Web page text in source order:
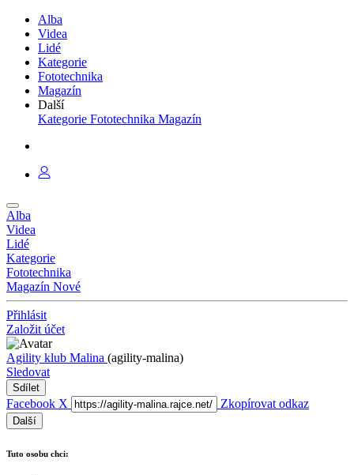
Alba
Videa
Lidé
Kategorie
Fototechnika
Magazín
Další
Kategorie Fototechnika Magazín
Alba
Videa
Lidé
Kategorie
Fototechnika
Magazín Nové
Přihlásit
Založit účet
Agility klub Malina (agility-malina)
Sledovat
Sdílet
Facebook X Zkopírovat odkaz
Další
Tuto osobu chci: